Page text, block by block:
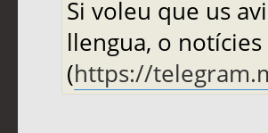
Si voleu que us
llengua, o
(https://